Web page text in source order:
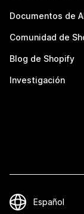
Documentos de
Comunidad de
Blog de Shopify
Investigación